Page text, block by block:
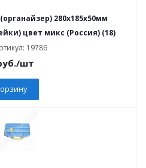
280х185х50мм
цвет микс (Россия) (18)
19786
/шт